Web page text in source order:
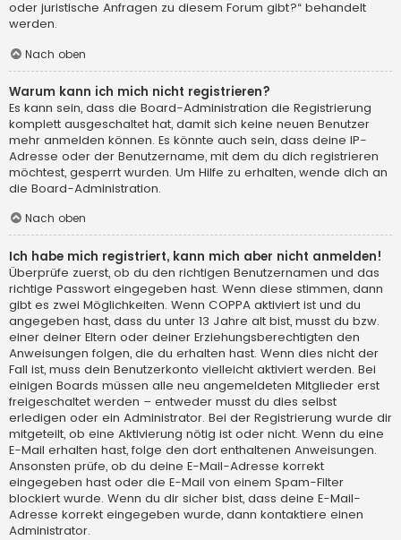
oder juristische Anfragen zu diesem Forum gibt?“ behandelt
werden.
Nach oben
Warum kann ich mich nicht registrieren?
Es kann sein, dass die Board-Administration die Registrierung
komplett ausgeschaltet hat, damit sich keine neuen Benutzer
mehr anmelden können. Es könnte auch sein, dass deine IP-
Adresse oder der Benutzername, mit dem du dich registrieren
möchtest, gesperrt wurden. Um Hilfe zu erhalten, wende dich an
die Board-Administration.
Nach oben
Ich habe mich registriert, kann mich aber nicht anmelden!
Überprüfe zuerst, ob du den richtigen Benutzernamen und das
richtige Passwort eingegeben hast. Wenn diese stimmen, dann
gibt es zwei Möglichkeiten. Wenn COPPA aktiviert ist und du
angegeben hast, dass du unter 13 Jahre alt bist, musst du bzw.
einer deiner Eltern oder deiner Erziehungsberechtigten den
Anweisungen folgen, die du erhalten hast. Wenn dies nicht der
Fall ist, muss dein Benutzerkonto vielleicht aktiviert werden. Bei
einigen Boards müssen alle neu angemeldeten Mitglieder erst
freigeschaltet werden – entweder musst du dies selbst
erledigen oder ein Administrator. Bei der Registrierung wurde dir
mitgeteilt, ob eine Aktivierung nötig ist oder nicht. Wenn du eine
E-Mail erhalten hast, folge den dort enthaltenen Anweisungen.
Ansonsten prüfe, ob du deine E-Mail-Adresse korrekt
eingegeben hast oder die E-Mail von einem Spam-Filter
blockiert wurde. Wenn du dir sicher bist, dass deine E-Mail-
Adresse korrekt eingegeben wurde, dann kontaktiere einen
Administrator.